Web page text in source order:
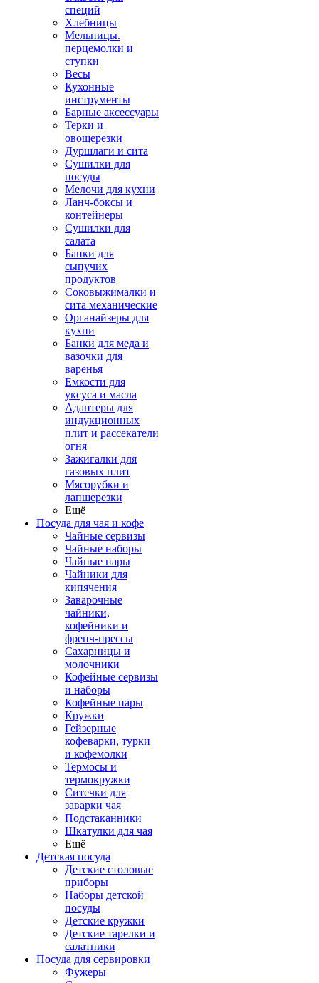
специй
Хлебницы
Мельницы.
перцемолки и
ступки
Весы
Кухонные
инструменты
Барные аксессуары
Терки и
овощерезки
Дуршлаги и сита
Сушилки для
посуды
Мелочи для кухни
Ланч-боксы и
контейнеры
Сушилки для
салата
Банки для
сыпучих
продуктов
Соковыжималки и
сита механические
Органайзеры для
кухни
Банки для меда и
вазочки для
варенья
Емкости для
уксуса и масла
Адаптеры для
индукционных
плит и рассекатели
огня
Зажигалки для
газовых плит
Мясорубки и
лапшерезки
Ещё
Посуда для чая и кофе
Чайные сервизы
Чайные наборы
Чайные пары
Чайники для
кипячения
Заварочные
чайники,
кофейники и
френч-прессы
Сахарницы и
молочники
Кофейные сервизы
и наборы
Кофейные пары
Кружки
Гейзерные
кофеварки, турки
и кофемолки
Термосы и
термокружки
Ситечки для
заварки чая
Подстаканники
Шкатулки для чая
Ещё
Детская посуда
Детские столовые
приборы
Наборы детской
посуды
Детские кружки
Детские тарелки и
салатники
Посуда для сервировки
Фужеры